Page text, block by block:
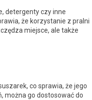
detergenty czy inne
że korzystanie z pralni
miejsce, ale także
co sprawia, że jego
można go dostosować do